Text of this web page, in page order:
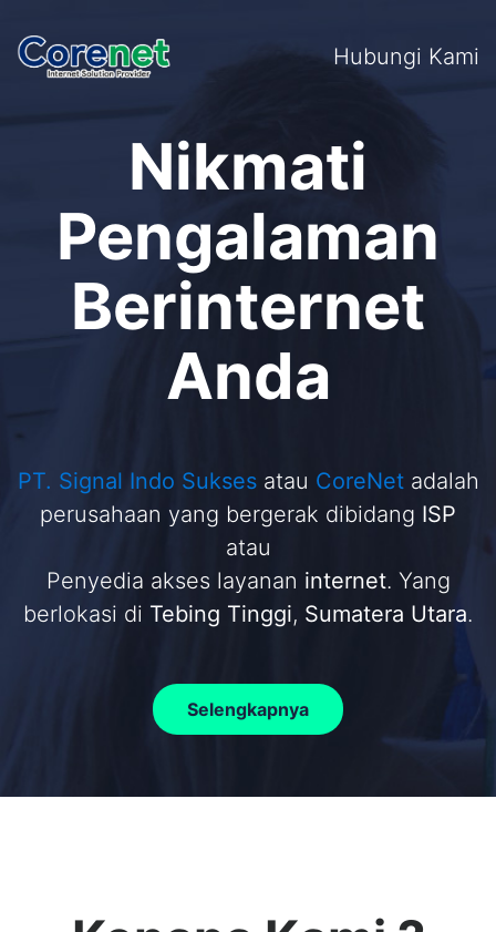
Hubungi Kami
Nikmati
Pengalaman
Berinternet
Anda
PT. Signal Indo Sukses atau CoreNet adalah
perusahaan yang bergerak dibidang ISP
atau
Penyedia akses layanan internet. Yang
berlokasi di Tebing Tinggi, Sumatera Utara.
Selengkapnya